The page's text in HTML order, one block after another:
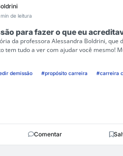
de leitura
para fazer o que eu
da professora Alessandra Boldrini, que
tem tudo a ver com ajudar você mesmo!
demissão #propósito carreira #carreira
Comentar